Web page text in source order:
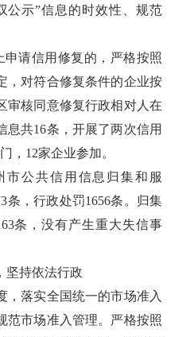
公示”信息的时效性、规范
申请信用修复的，严格按照
，对符合修复条件的企业按
审核同意修复行政相对人在
息共16条，开展了两次信用
， 12家企业参加。
市公共信用信息归集和服
条，行政处罚1656条。归集
条，没有产生重大失信事
坚持依法行政
，落实全国统一的市场准入
范市场准入管理。严格按照